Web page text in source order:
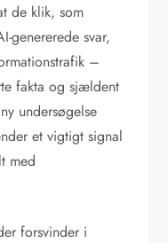
de klik, som
genererede svar,
–
fakta og sjældent
undersøgelse
et vigtigt signal
med
forsvinder i